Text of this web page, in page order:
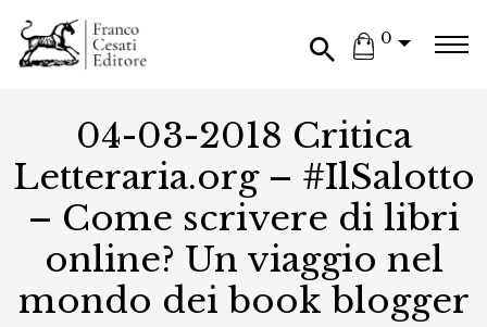
0
04-03-2018 Critica
Letteraria.org – #IlSalotto
– Come scrivere di libri
online? Un viaggio nel
mondo dei book blogger